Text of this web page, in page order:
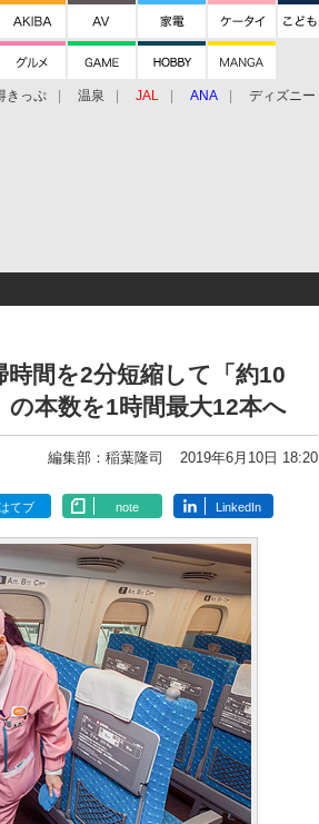
きっぷ 温泉 JAL ANA ディズニー
間を2分短縮して「約10
本数を1時間最大12本へ
編集部：稲葉隆司 2019年6月10日 18:20
てブ note LinkedIn